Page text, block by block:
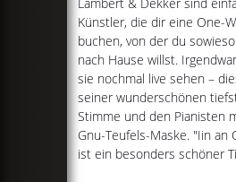
Künstler, die dir eine One-
buchen, von der du
nach Hause willst.
sie nochmal live sehen –
seiner wunderschönen
Stimme und den Pianisten
Gnu-Teufels-Maske. "Iin an
ist ein besonders schöner